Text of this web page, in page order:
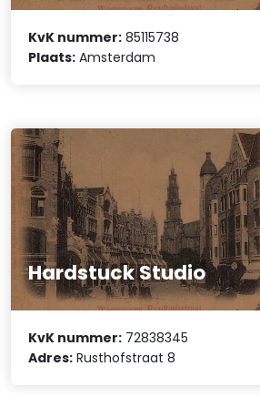
KvK nummer: 85115738
Plaats: Amsterdam
Hardstuck Studio
KvK nummer: 72838345
Adres: Rusthofstraat 8